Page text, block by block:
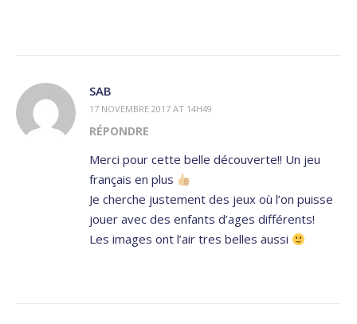
SAB
17 NOVEMBRE 2017 AT 14H49
RÉPONDRE
Merci pour cette belle découverte!! Un jeu
français en plus
Je cherche justement des jeux où l’on puisse
jouer avec des enfants d’ages différents!
Les images ont l’air tres belles aussi